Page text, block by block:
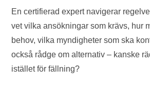
En certifierad expert navigerar
vet vilka ansökningar som krävs, hur
behov, vilka myndigheter som ska
också rådge om alternativ – kanske
istället för fällning?